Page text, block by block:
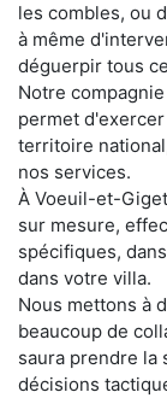
les combles, ou
à même
déguerpir tous
Notre
permet
territoire
nos services.
À Voeuil-et-
sur mesure,
spécifiques,
dans votre villa.
Nous mettons à
beaucoup de
saura prendre la
décisions